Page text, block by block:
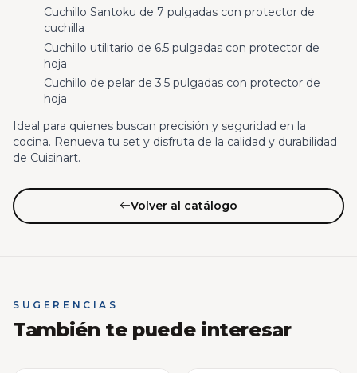
Cuchillo Santoku de 7 pulgadas con protector de
cuchilla
Cuchillo utilitario de 6.5 pulgadas con protector de
hoja
Cuchillo de pelar de 3.5 pulgadas con protector de
hoja
Ideal para quienes buscan precisión y seguridad en la
cocina. Renueva tu set y disfruta de la calidad y durabilidad
de Cuisinart.
Volver al catálogo
SUGERENCIAS
También te puede interesar